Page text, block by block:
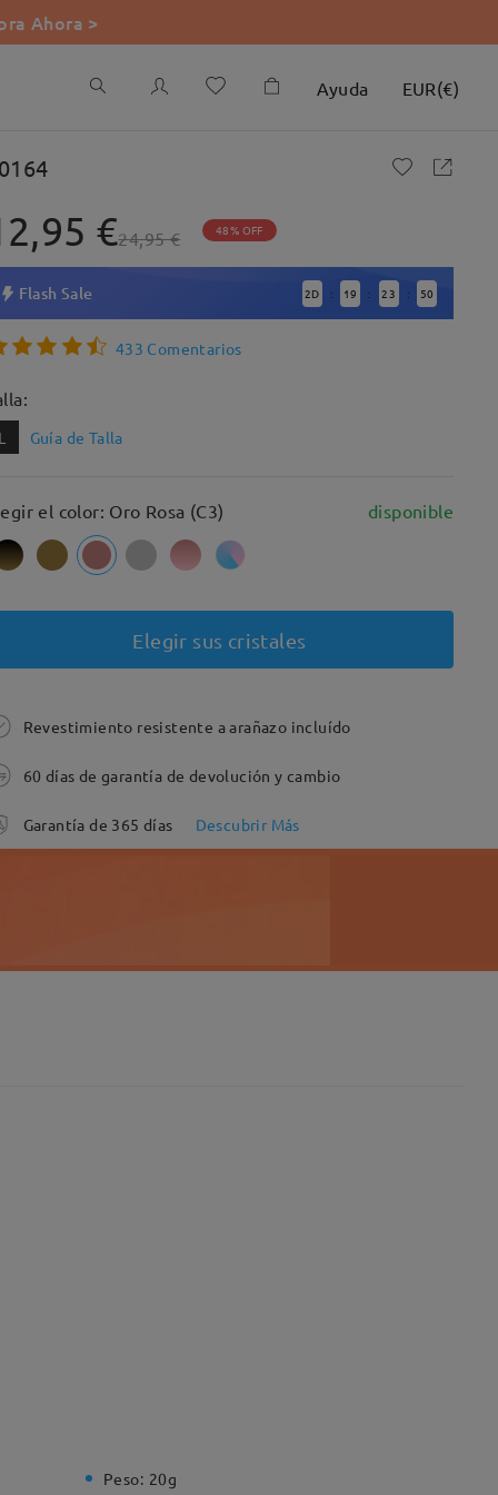
Ahora >
Ayuda EUR(€)
€24,95 € 48% OFF
Flash Sale 2D : 19 : 23 : 48
433 Comentarios
L Guía de Talla
el color: Oro Rosa (C3) disponible
Elegir sus cristales
Revestimiento resistente a arañazo incluído
60 días de garantía de devolución y cambio
Garantía de 365 días Descubrir Más
Peso: 20g